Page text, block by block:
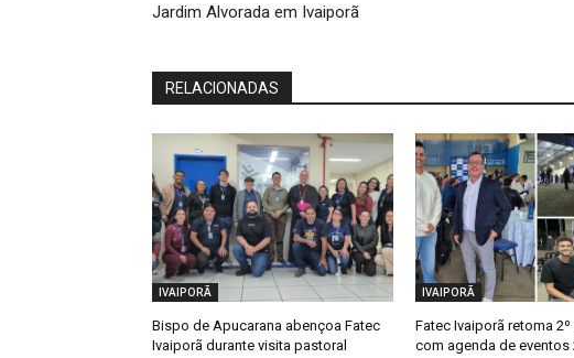
Jardim Alvorada em Ivaiporã
RELACIONADAS
IVAIPORÃ
Bispo de Apucarana abençoa Fatec
Ivaiporã durante visita pastoral
IVAIPORÃ
Fatec Ivaiporã retoma
com agenda de eventos